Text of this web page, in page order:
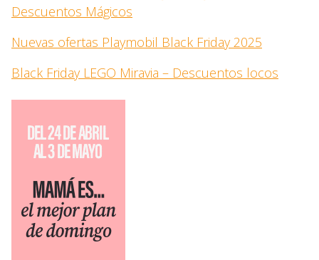
Descuentos Mágicos
Nuevas ofertas Playmobil Black Friday 2025
Black Friday LEGO Miravia – Descuentos locos